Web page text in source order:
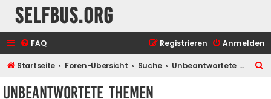
selfbus.org
FAQ Anmelden
Registrieren
Startseite Foren-Übersicht Suche Unbeantwortete Themen
Unbeantwortete Themen